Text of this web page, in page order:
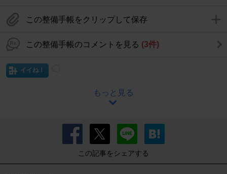
この整備手帳をクリップして保存
この整備手帳のコメントを見る (3件)
イイね！
もっと見る
この記事をシェアする